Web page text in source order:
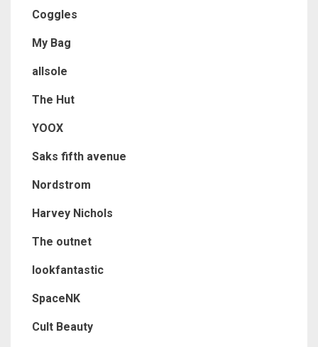
Coggles
My Bag
allsole
The Hut
YOOX
Saks fifth avenue
Nordstrom
Harvey Nichols
The outnet
lookfantastic
SpaceNK
Cult Beauty